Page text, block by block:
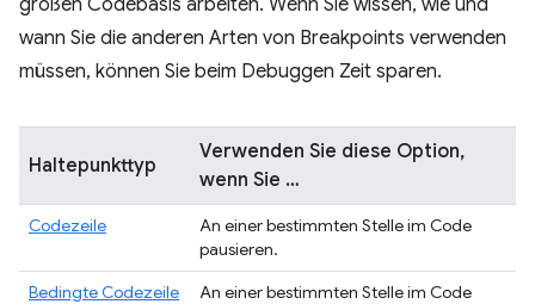
großen Codebasis arbeiten. Wenn Sie wissen, wie und
wann Sie die anderen Arten von Breakpoints verwenden
müssen, können Sie beim Debuggen Zeit sparen.
Haltepunkttyp
Verwenden Sie diese Option,
wenn Sie …
Codezeile
An einer bestimmten Stelle im Code
pausieren.
Bedingte Codezeile
An einer bestimmten Stelle im Code